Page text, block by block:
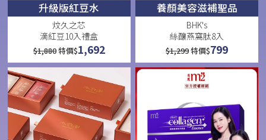
升級版紅豆水
炆久之芯
滴紅豆10入禮盒
$1,880特價$1,692
養顏美容滋補聖品
BHK's
絲釀燕窩肽8入
$1,299特價$799